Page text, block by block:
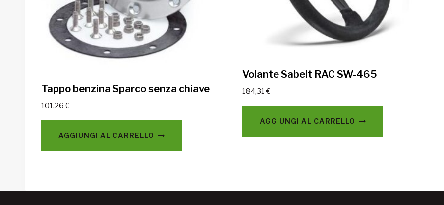
Tappo benzina Sparco senza chiave
101,26€
AGGIUNGI AL CARRELLO
Volante Sabelt RAC SW-465
184,31€
AGGIUNGI AL CARRELLO